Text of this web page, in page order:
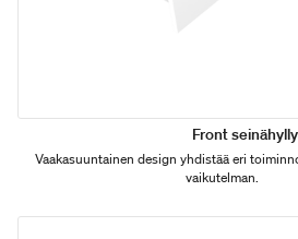
Front seinähylly
Vaakasuuntainen design yhdistää eri
vaikutelman.